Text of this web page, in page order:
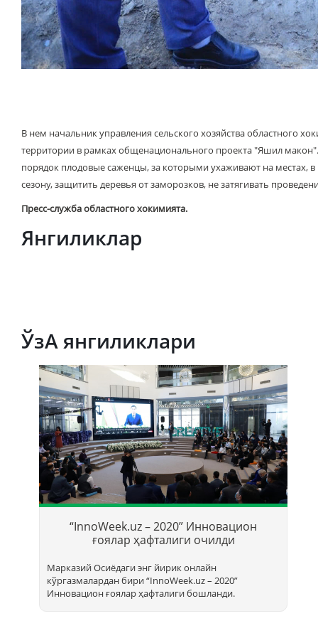
В нем начальник управления сельского хозяйства областного
территории в рамках общенационального проекта "Яшил
порядок плодовые саженцы, за которыми ухаживают на местах,
сезону, защитить деревья от заморозков, не затягивать
Пресс-служба областного хокимията.
Янгиликлар
ЎзА янгиликлари
“InnoWeek.uz – 2020” Инновацион
ғоялар ҳафталиги очилди
Марказий Осиёдаги энг йирик онлайн
кўргазмалардан бири “InnoWееk.uz – 2020”
Инновацион ғоялар ҳафталиги бошланди.